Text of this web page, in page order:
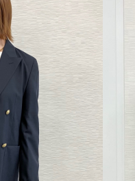
アテニアの「
お友達紹介サ